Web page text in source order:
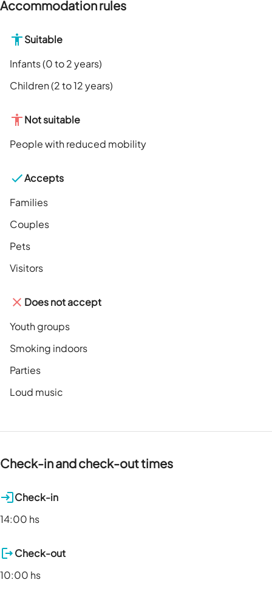
Accommodation rules
Suitable
Infants (0 to 2 years)
Children (2 to 12 years)
Not suitable
People with reduced mobility
Accepts
Families
Couples
Pets
Visitors
Does not accept
Youth groups
Smoking indoors
Parties
Loud music
Check-in and check-out times
Check-in
14:00 hs
Check-out
10:00 hs